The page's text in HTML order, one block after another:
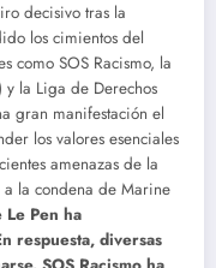
decisivo tras la
los cimientos del
como SOS Racismo, la
y la Liga de Derechos
gran manifestación el
los valores esenciales
amenazas de la
a la condena de Marine
Pen ha
respuesta, diversas